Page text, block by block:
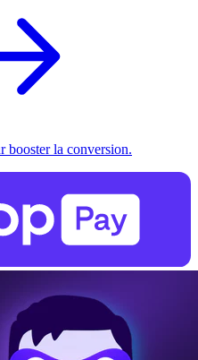
booster la conversion.